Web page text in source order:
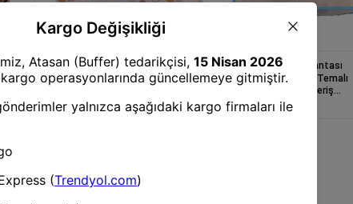
Pazar Arabası & Çantası
Alışveriş Çantası Dekoratif
Kalpli Taşıma Poşeti
Pazar Arabası & Çantası
BUFFER® İstanbul Temalı
Pazar Market Alışveriş
Taşıma Poşeti Bez Çanta